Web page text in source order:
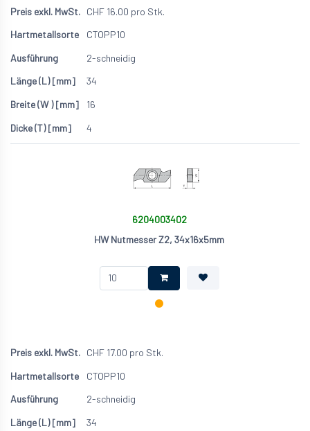
CHF 16.00 pro Stk.
CTOPP10
2-schneidig
34
16
4
6204003402
HW Nutmesser Z2, 34x16x5mm
CHF 17.00 pro Stk.
CTOPP10
2-schneidig
34